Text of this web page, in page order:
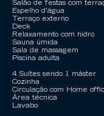
Salão de festas com
Espelho d'água
Terraço externo
Deck
Relaxamento com hidro
Sauna úmida
Sala de massagem
Piscina adulta
4 Suítes sendo 1 máster
Cozinha
Circulação com Home
Área técnica
Lavabo